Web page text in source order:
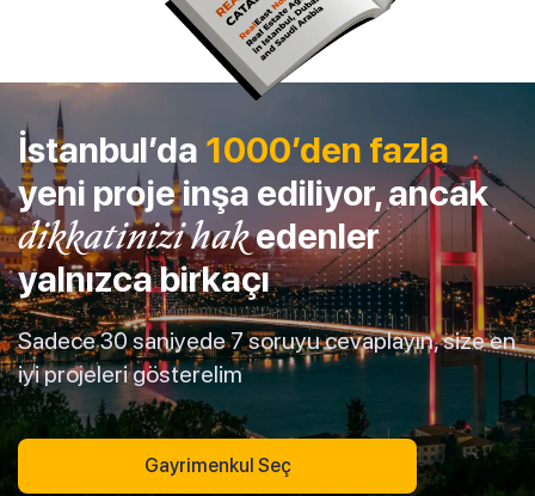
İstanbul’da 1000’den fazla
yeni proje inşa ediliyor, ancak
dikkatinizi hakedenler
yalnızca birkaçı
Sadece 30 saniyede 7 soruyu cevaplayın, size en
iyi projeleri gösterelim
Gayrimenkul Seç